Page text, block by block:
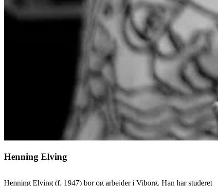
Henning Elving
Henning Elving (f. 1947) bor og arbejder i Viborg. Han har studeret